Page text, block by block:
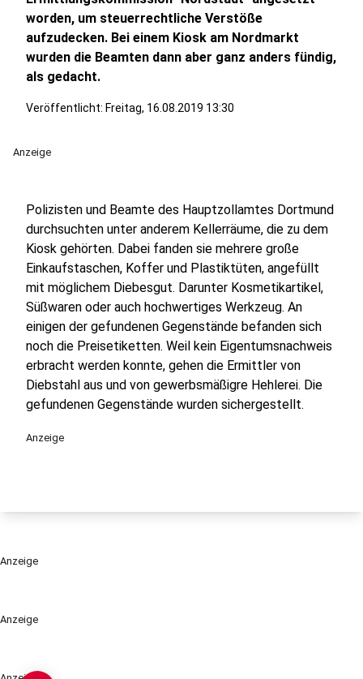
Anzeige
worden, um steuerrechtliche Verstöße
aufzudecken. Bei einem Kiosk am Nordmarkt
wurden die Beamten dann aber ganz anders fündig,
als gedacht.
Veröffentlicht: Freitag, 16.08.2019 13:30
Anzeige
Polizisten und Beamte des Hauptzollamtes Dortmund
durchsuchten unter anderem Kellerräume, die zu dem
Kiosk gehörten. Dabei fanden sie mehrere große
Einkaufstaschen, Koffer und Plastiktüten, angefüllt
mit möglichem Diebesgut. Darunter Kosmetikartikel,
Süßwaren oder auch hochwertiges Werkzeug. An
einigen der gefundenen Gegenstände befanden sich
noch die Preisetiketten. Weil kein Eigentumsnachweis
erbracht werden konnte, gehen die Ermittler von
Diebstahl aus und von gewerbsmäßigre Hehlerei. Die
gefundenen Gegenstände wurden sichergestellt.
Anzeige
Anzeige